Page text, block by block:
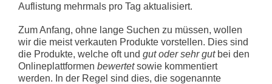
Auflistung mehrmals pro Tag aktualisiert.
Zum Anfang, ohne lange Suchen zu müssen, wollen
wir die meist verkauten Produkte vorstellen. Dies sind
die Produkte, welche oft und gut oder sehr gutbei den
Onlineplattformen bewertetsowie kommentiert
werden. In der Regel sind dies, die sogenannte